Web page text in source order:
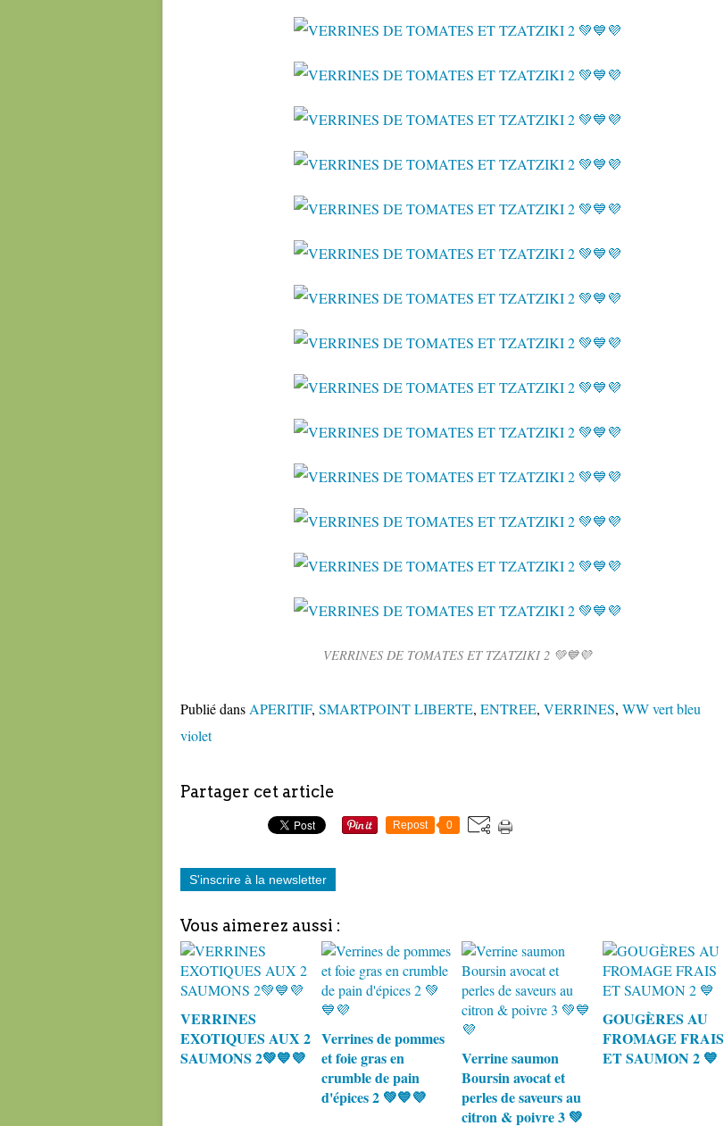
VERRINES DE TOMATES ET TZATZIKI 2 💚💙💜
Publié dans APERITIF, SMARTPOINT LIBERTE, ENTREE, VERRINES, WW vert bleu
violet
Partager cet article
Repost 0
S'inscrire à la newsletter
Vous aimerez aussi :
VERRINES
EXOTIQUES AUX 2
SAUMONS 2💚💙💜
Verrines de pommes
et foie gras en
crumble de pain
d'épices 2 💚💙💜
Verrine saumon
Boursin avocat et
perles de saveurs au
citron & poivre 3 💚
GOUGÈRES AU
FROMAGE FRAIS
ET SAUMON 2 💙